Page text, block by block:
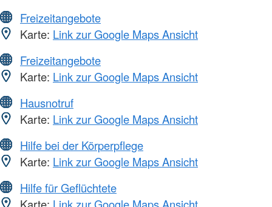
Freizeitangebote
Karte: Link zur Google Maps Ansicht
Freizeitangebote
Karte: Link zur Google Maps Ansicht
Hausnotruf
Karte: Link zur Google Maps Ansicht
Hilfe bei der Körperpflege
Karte: Link zur Google Maps Ansicht
Hilfe für Geflüchtete
Karte: Link zur Google Maps Ansicht